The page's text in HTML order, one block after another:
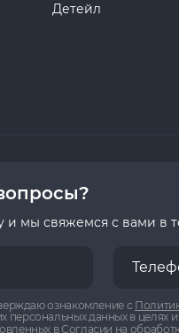
Детейл
и мы свяжемся с вами в
ознакомление с
персональных данных в целях и
вСогласии на